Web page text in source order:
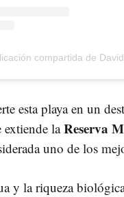
compartida de
esta playa en un
extiende laReserva
uno de los
y la riqueza